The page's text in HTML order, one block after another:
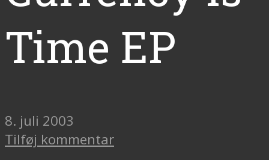
Time EP
8. juli 2003
Tilføj kommentar